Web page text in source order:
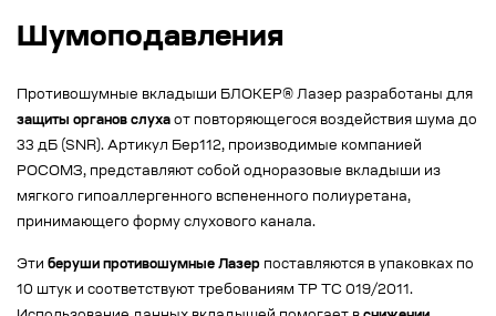
Шумоподавления
Противошумные вкладыши БЛОКЕР® Лазер разработаны для
защиты органов слуха от повторяющегося воздействия шума до
33 дБ (SNR). Артикул Бер112, производимые компанией
РОСОМЗ, представляют собой одноразовые вкладыши из
мягкого гипоаллергенного вспененного полиуретана,
принимающего форму слухового канала.
Эти беруши противошумные Лазер поставляются в упаковках по
10 штук и соответствуют требованиям ТР ТС 019/2011.